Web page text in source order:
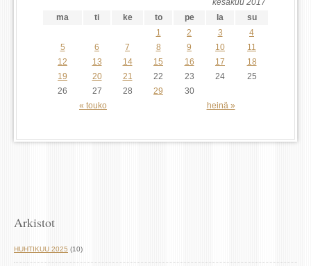
kesäkuu 2017
ma
ti ke to pe la su
« touko heinä »
1 2 3
4
5
6 7 8 9 10
11
12
13 14 15 16 17
18
19
20 21 22 23 24
25
26
27 28 29 30
Arkistot
HUHTIKUU 2025 (10)